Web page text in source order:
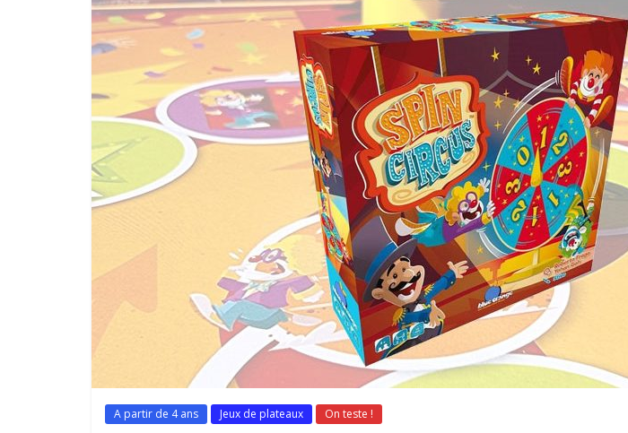
A partir de 4 ans Jeux de plateaux On teste !